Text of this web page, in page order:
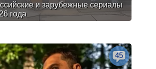
и зарубежные сериалы
года
45